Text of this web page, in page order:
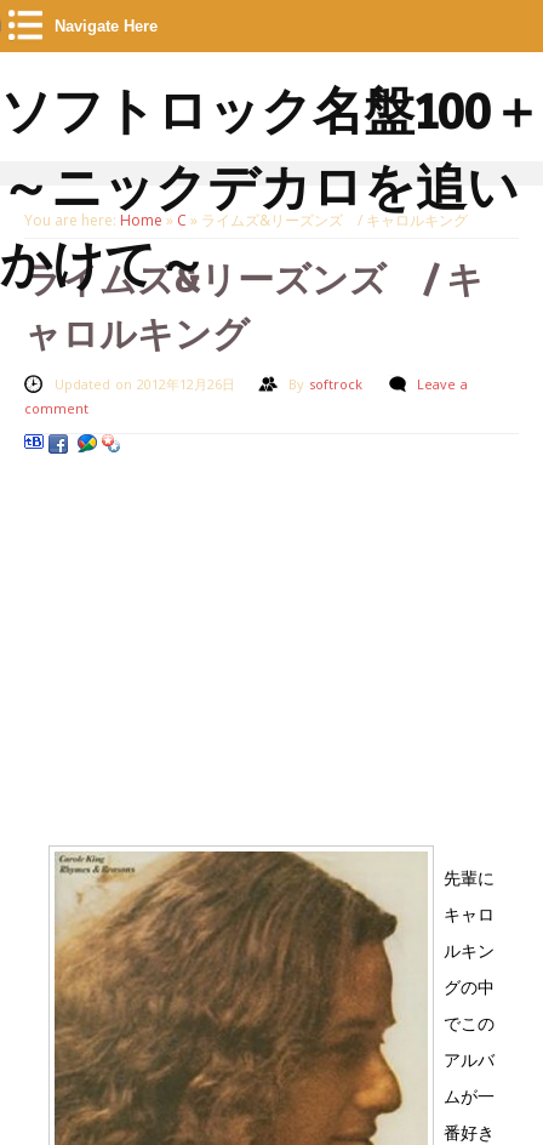
Navigate Here
ソフトロック名盤100＋
～ニックデカロを追い
かけて～
You are here: Home » C » ライムズ&リーズンズ / キャロルキング
ライムズ&リーズンズ / キ
ャロルキング
Updated on 2012年12月26日 By softrock
Leave a
comment
先輩に
キャロ
ルキン
グの中
でこの
アルバ
ムが一
番好き